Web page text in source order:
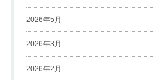
2026年5月
2026年3月
2026年2月